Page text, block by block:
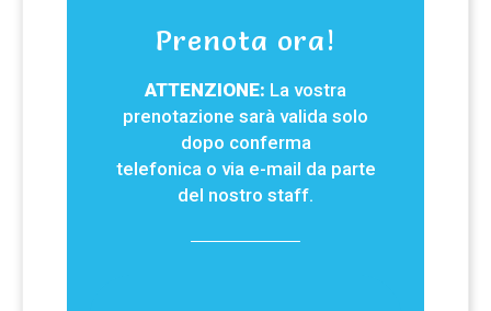
Prenota ora!
ATTENZIONE: La vostra
prenotazione sarà valida solo
dopo conferma
telefonica o via e-mail da parte
del nostro staff.